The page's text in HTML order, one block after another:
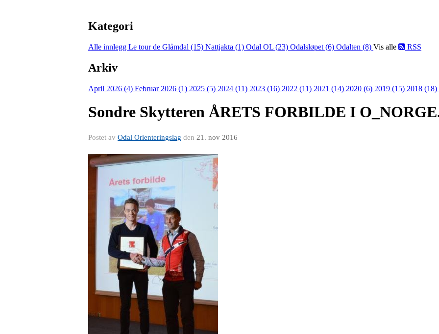
Kategori
Alle innlegg Le tour de Glåmdal (15) Nattjakta (1) Odal OL (23) Odalsløpet (6) Odalten (8) Vis alle RSS
Arkiv
April 2026 (4) Februar 2026 (1) 2025 (5) 2024 (11) 2023 (16) 2022 (11) 2021 (14) 2020 (6) 2019 (15) 2018 (18)
Sondre Skytteren ÅRETS FORBILDE I
Postet av Odal Orienteringslag den 21. nov 2016